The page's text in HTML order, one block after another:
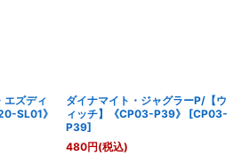
エズディ
SL01》
ダイナマイト・ジャグラーP/【ウ
ィッチ】《CP03-P39》
[CP03-
P39]
480円(税込)